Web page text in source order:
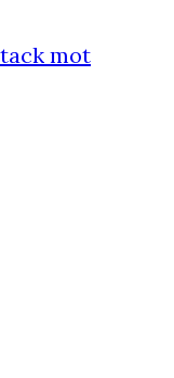
mot